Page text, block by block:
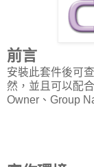
前言
安裝此套件後可
然，並且可以配
Owner、Group